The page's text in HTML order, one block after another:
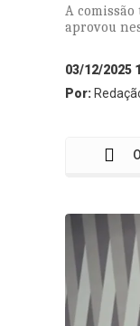
A
aprovou
03/12/2025
Por: